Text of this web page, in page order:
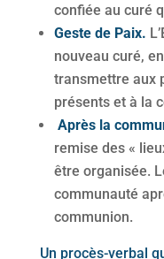
confiée au curé
Geste de Paix.
nouveau curé,
transmettre aux
présents et à la
Après la
remise des «
être organisée.
communauté
communion.
Un procès-verbal